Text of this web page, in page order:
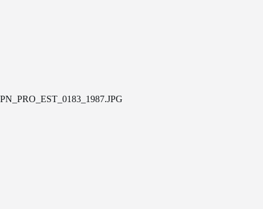
PN_PRO_EST_0183_1987.JPG